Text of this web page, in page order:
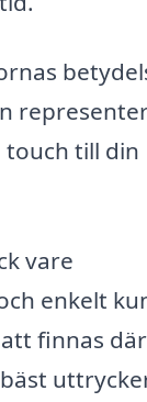
touch till din
vare
enkelt
finnas